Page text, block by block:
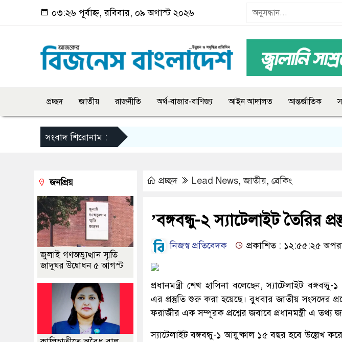
০৩:২৬ পূর্বাহ্ন, রবিবার, ০৯ অগাস্ট ২০২৬
প্রচ্ছদ জাতীয় রাজনীতি অর্থ-বাজার-বাণিজ্য আইন আদালত আন্তর্জাতিক
সংবাদ শিরোনাম :
প্রচ্ছদ Lead News,জাতীয়, ব্রেকিং
‌’বঙ্গবন্ধু-২ স্যাটেলাইট তৈরির
নিজস্ব প্রতিবেদক প্রকাশিত : ১২:৫৫:২৫
প্রধানমন্ত্রী শেখ হাসিনা বলেছেন, স্যাটেলাইট
এর প্রস্তুতি শুরু করা হয়েছে। বুধবার জাতীয় সংসদের
ফরাজীর এক সম্পূরক প্রশ্নের জবাবে প্রধানমন্ত্রী এ তথ্য
স্যাটেলাইট বঙ্গবন্ধু-১ আয়ুষ্কাল ১৫ বছর হবে উল্লেখ করে
জনপ্রিয়
জুলাই গণঅভ্যুত্থান স্মৃতি
জাদুঘর উদ্বোধন ৫ আগস্ট